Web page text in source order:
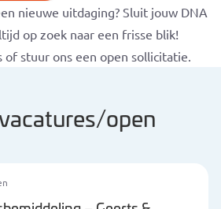
nieuwe uitdaging? Sluit jouw DNA
op zoek naar een frisse blik!
of stuur ons een open sollicitatie.
open